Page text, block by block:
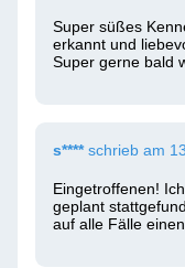
Super süßes
erkannt und
Super gerne bald
s****schrieb am
Eingetroffenen!
geplant
auf alle Fälle